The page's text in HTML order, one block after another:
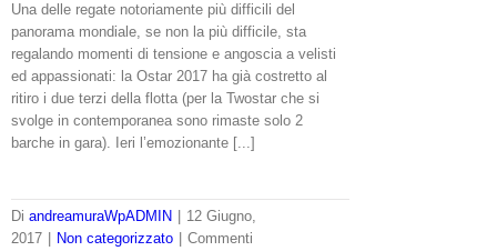
Una delle regate notoriamente più difficili del
panorama mondiale, se non la più difficile, sta
regalando momenti di tensione e angoscia a velisti
ed appassionati: la Ostar 2017 ha già costretto al
ritiro i due terzi della flotta (per la Twostar che si
svolge in contemporanea sono rimaste solo 2
barche in gara). Ieri l’emozionante [...]
Di andreamuraWpADMIN
12 Giugno,
2017
Non categorizzato
Commenti